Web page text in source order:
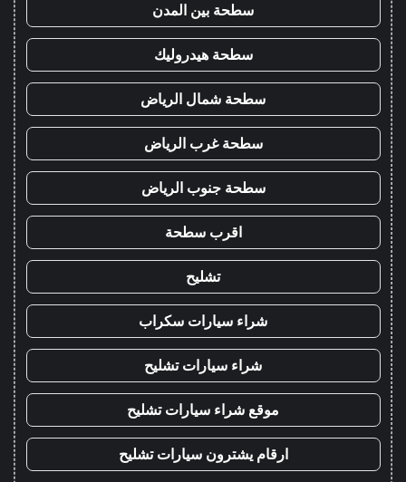
سطحة بين المدن
سطحة هيدروليك
سطحة شمال الرياض
سطحة غرب الرياض
سطحة جنوب الرياض
اقرب سطحة
تشليح
شراء سيارات سكراب
شراء سيارات تشليح
موقع شراء سيارات تشليح
ارقام يشترون سيارات تشليح